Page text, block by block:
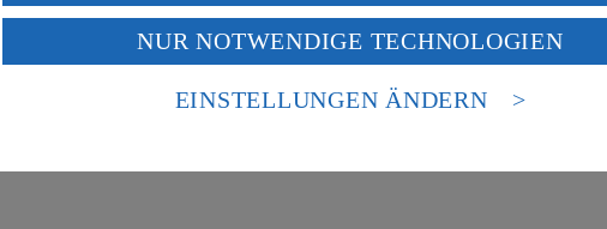
Wenn du auf „Aktivieren“ klickst, willigst du im Sinne des Art. 49 Abs. 1 Satz 1 lit.
ein, dass deine Daten in den USA verarbeitet werden. Der EuGH sieht die USA als
einem nach europäischen Standards nicht angemessenen Datenschutzniveau an. Es
Risiko eines Zugriffs durch US-amerikanische Behörden.
NUR NOTWENDIGE TECHNOLOGIEN
EINSTELLUNGEN ÄNDERN